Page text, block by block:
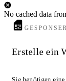
No cached data
Erstelle ein